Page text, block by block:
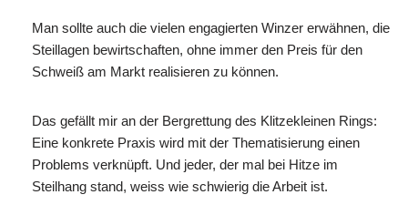
Man sollte auch die vielen engagierten Winzer erwähnen, die
Steillagen bewirtschaften, ohne immer den Preis für den
Schweiß am Markt realisieren zu können.
Das gefällt mir an der Bergrettung des Klitzekleinen Rings:
Eine konkrete Praxis wird mit der Thematisierung einen
Problems verknüpft. Und jeder, der mal bei Hitze im
Steilhang stand, weiss wie schwierig die Arbeit ist.